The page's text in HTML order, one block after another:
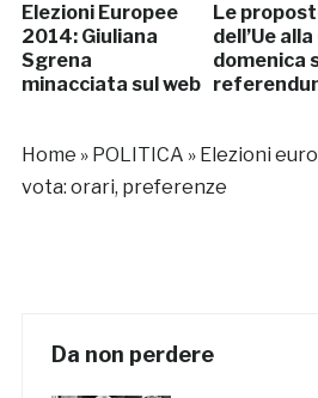
Elezioni Europee
2014: Giuliana
Sgrena
minacciata sul web
Le
dell’Ue
domenica
Home » POLITICA » Elezioni
vota: orari, preferenze
Da non perdere